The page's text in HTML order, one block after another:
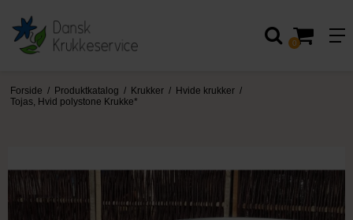
0
Forside / Produktkatalog / Krukker / Hvide krukker /
Tojas, Hvid polystone Krukke*